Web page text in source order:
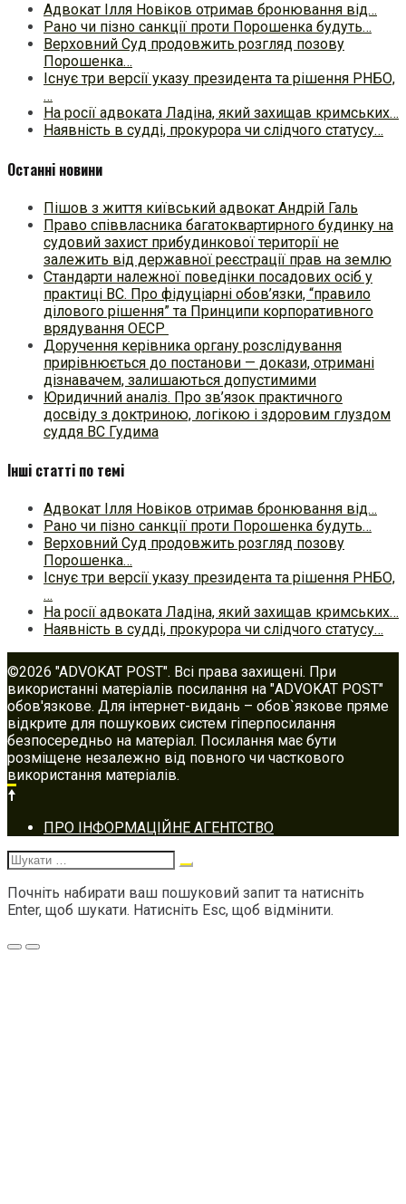
Адвокат Ілля Новіков отримав бронювання від…
Рано чи пізно санкції проти Порошенка будуть…
Верховний Суд продовжить розгляд позову
Порошенка…
Існує три версії указу президента та рішення РНБО,
…
На росії адвоката Ладіна, який захищав кримських…
Наявність в судді, прокурора чи слідчого статусу…
Останні новини
Пішов з життя київський адвокат Андрій Галь
Право співвласника багатоквартирного будинку на
судовий захист прибудинкової території не
залежить від державної реєстрації прав на землю
Стандарти належної поведінки посадових осіб у
практиці ВC. Про фідуціарні обов’язки, “правило
ділового рішення” та Принципи корпоративного
врядування ОЕСР
Доручення керівника органу розслідування
прирівнюється до постанови — докази, отримані
дізнавачем, залишаються допустимими
Юридичний аналіз. Про зв’язок практичного
досвіду з доктриною, логікою і здоровим глуздом
суддя ВС Гудима
Інші статті по темі
Адвокат Ілля Новіков отримав бронювання від…
Рано чи пізно санкції проти Порошенка будуть…
Верховний Суд продовжить розгляд позову
Порошенка…
Існує три версії указу президента та рішення РНБО,
…
На росії адвоката Ладіна, який захищав кримських…
Наявність в судді, прокурора чи слідчого статусу…
©2026 "ADVOKAT POST". Всі права захищені. При
використанні матеріалів посилання на "ADVOKAT POST"
обов'язкове. Для інтернет-видань – обов`язкове пряме
відкрите для пошукових систем гіперпосилання
безпосередньо на матеріал. Посилання має бути
розміщене незалежно від повного чи часткового
використання матеріалів.
Footer
navigation
ПРО ІНФОРМАЦІЙНЕ АГЕНТСТВО
Шукати:
Почніть набирати ваш пошуковий запит та натисніть
Enter, щоб шукати. Натисніть Esc, щоб відмінити.
Меню